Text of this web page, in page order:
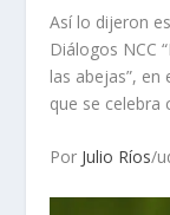
Así lo dijeron
Diálogos NCC
las abejas”,
que se celebra
Por Julio Ríos/